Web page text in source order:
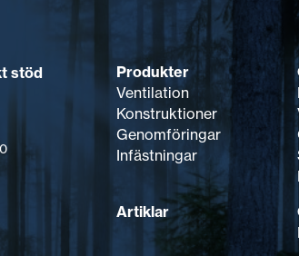
stöd
Produkter
Ventilation
Konstruktioner
Genomföringar
Infästningar
Artiklar